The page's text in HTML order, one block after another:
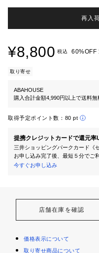
再入
¥8,800 税込 60%OFF
取り寄せ
ABAHOUSE
購入合計金額4,990円以上で送料無
取得予定ポイント数： 80 pt
提携クレジットカードで還元率
三井ショッピングパークカード《
お申し込み完了後、最短５分でご
今すぐお申し込み
店舗在庫を確認
価格表示について
取り寄せ商品について